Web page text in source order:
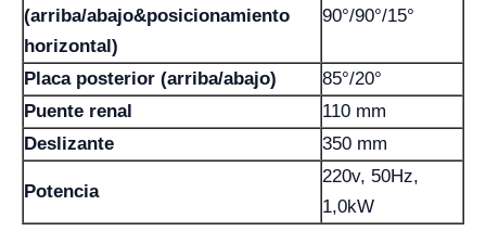
(arriba/abajo&posicionamiento
horizontal)
90°/90°/15°
Placa posterior (arriba/abajo)
85°/20°
Puente renal
110 mm
Deslizante
350 mm
Potencia
220v, 50Hz,
1,0kW